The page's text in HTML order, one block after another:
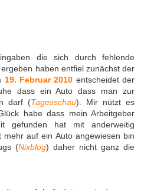
die sich durch fehlende
haben entfiel zunächst der
19. Februar 2010 entscheidet der
dass ein Auto dass man zur
darf (Tagesschau). Mir nützt es
habe dass mein Arbeitgeber
gefunden hat mit anderweitig
auf ein Auto angewiesen bin
(Nixblog) daher nicht ganz die